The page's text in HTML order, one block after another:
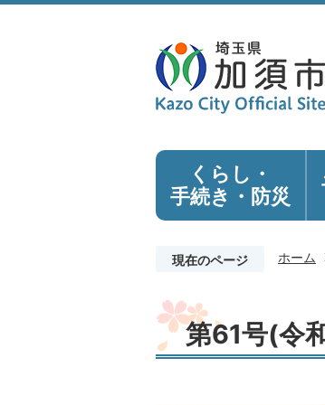
くらし・
手続き ・防災
現在のページ ホーム
第61号(令